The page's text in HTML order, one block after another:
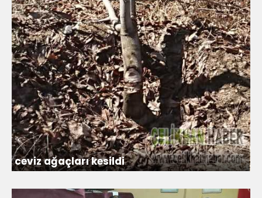
ceviz ağaçları kesildi